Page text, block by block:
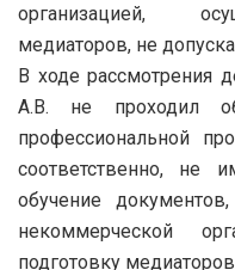
организацией,
медиаторов, не
В ходе рассмотрения
А.В. не проходил
профессиональной
соответственно, не
обучение
некоммерческой
подготовку